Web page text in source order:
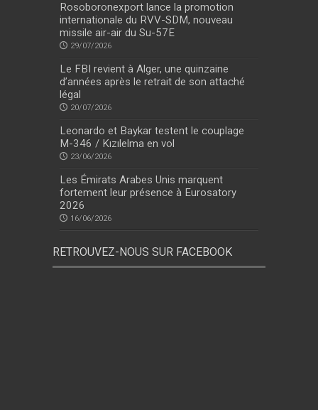
Rosoboronexport lance la promotion
internationale du RVV-SDM, nouveau
missile air-air du Su-57E
29/07/2026
Le FBI revient à Alger, une quinzaine
d’années après le retrait de son attaché
légal
20/07/2026
Leonardo et Baykar testent le couplage
M-346 / Kızılelma en vol
23/06/2026
Les Émirats Arabes Unis marquent
fortement leur présence à Eurosatory
2026
16/06/2026
RETROUVEZ-NOUS SUR FACEBOOK